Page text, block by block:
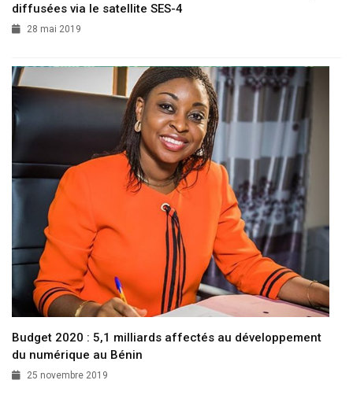
diffusées via le satellite SES-4
28 mai 2019
Budget 2020 : 5,1 milliards affectés au développement
du numérique au Bénin
25 novembre 2019